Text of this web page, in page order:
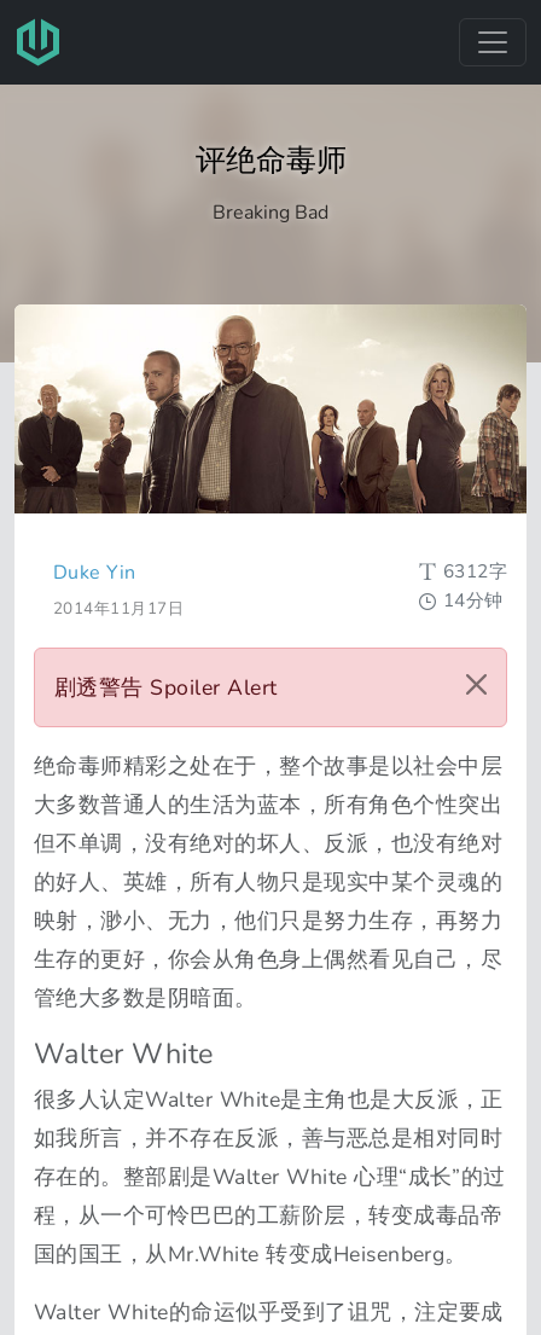
跳转至主要内容
评绝命毒师
Breaking Bad
Duke Yin
2014年11月17日
6312字
14分钟
剧透警告 Spoiler Alert
绝命毒师精彩之处在于，整个故事是以社会中层
大多数普通人的生活为蓝本，所有角色个性突出
但不单调，没有绝对的坏人、反派，也没有绝对
的好人、英雄，所有人物只是现实中某个灵魂的
映射，渺小、无力，他们只是努力生存，再努力
生存的更好，你会从角色身上偶然看见自己，尽
管绝大多数是阴暗面。
Walter White
很多人认定Walter White是主角也是大反派，正
如我所言，并不存在反派，善与恶总是相对同时
存在的。整部剧是Walter White 心理“成长”的过
程，从一个可怜巴巴的工薪阶层，转变成毒品帝
国的国王，从Mr.White 转变成Heisenberg。
Walter White的命运似乎受到了诅咒，注定要成